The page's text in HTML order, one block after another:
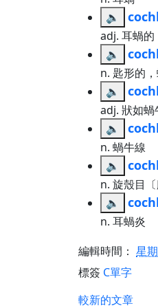
🔈
adj. 耳蝸的
🔈
n. 匙形的
🔈
adj. 狀如蝸
🔈
n. 蝸牛線
🔈
n. 旋殼目〔
🔈
n. 耳蝸炎
編輯時間： 星
標簽 C單字
較新的文章